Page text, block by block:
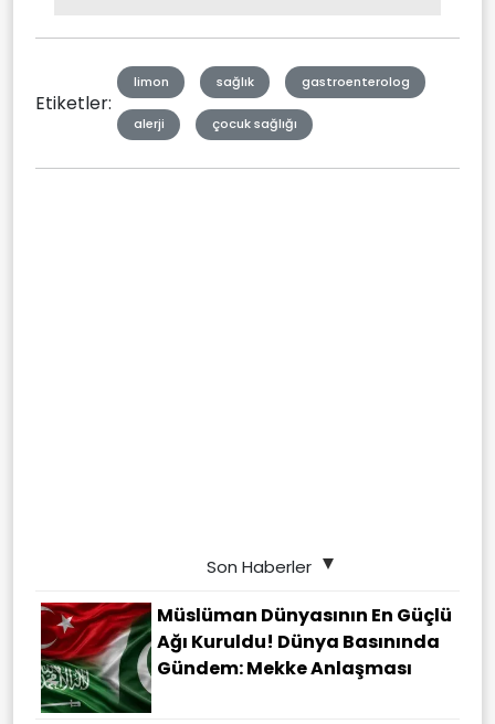
Etiketler:
limon sağlık gastroenterolog
alerji çocuk sağlığı
Son Haberler
Müslüman Dünyasının En Güçlü
Ağı Kuruldu! Dünya Basınında
Gündem: Mekke Anlaşması